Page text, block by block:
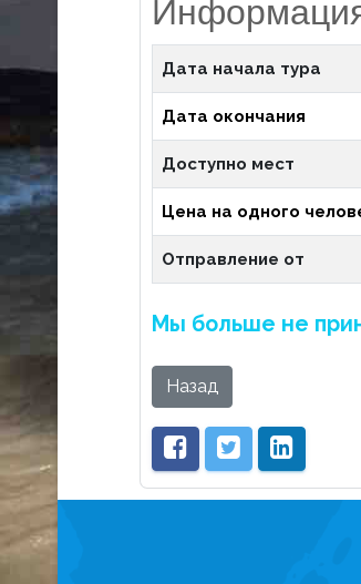
Дата начала тура
Дата окончания
Доступно мест
Цена на одного
Отправление от
Мы больше не
Назад